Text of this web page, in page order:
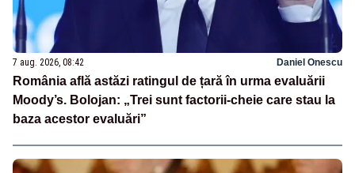
7 aug. 2026, 08:42 Daniel Onescu
România află astăzi ratingul de țară în urma evaluării
Moody’s. Bolojan: „Trei sunt factorii-cheie care stau la
baza acestor evaluări”